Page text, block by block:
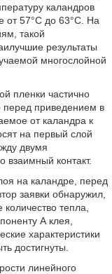
каландров
от 57°С до 63°С. На
такой
результаты
многослойной
пленки частично
приведением в
от каландра к
на первый слой
двумя
взаимный контакт.
на каландре, перед
заявки обнаружил,
тепла,
А клея,
характеристики
достигнуты.
линейного